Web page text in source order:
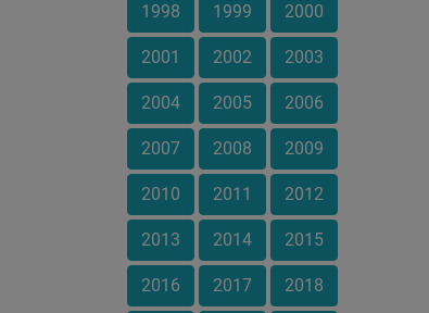
1998 1999 2000
2001 2002 2003
2004 2005 2006
2007 2008 2009
2010 2011 2012
2013 2014 2015
2016 2017 2018